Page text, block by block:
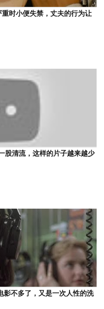
时小便失禁，丈夫的行为让
股清流，这样的片子越来越少
影不多了，又是一次人性的洗